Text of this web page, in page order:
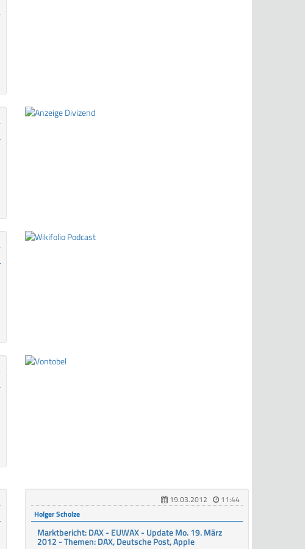
19.03.2012
11:44
Holger Scholze
Marktbericht: DAX - EUWAX - Update Mo. 19. März
2012 - Themen: DAX, Deutsche Post, Apple